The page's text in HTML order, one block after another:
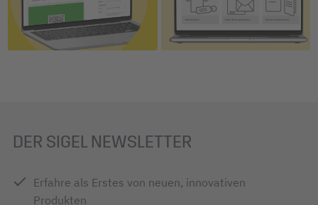
DER SIGEL NEWSLETTER
Erfahre als Erstes von neuen, innovativen
Produkten